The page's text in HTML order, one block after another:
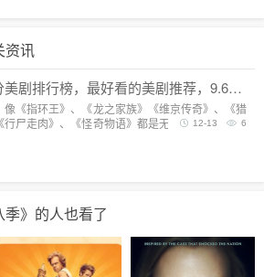
资讯
十大高分美剧排行榜，最好看的美剧推荐，9.6分神剧扎堆
像《指环王》、《龙之家族》《维京传奇》、《猎
行尸走肉》、《怪奇物语》都是无法复制的经典，
6
12-13
》的人也看了